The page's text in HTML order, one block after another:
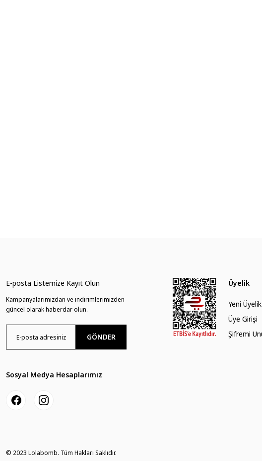
Kullanım şekli: Buhurdanlığın üzerine 1 adet mini melt yerleştirin. Alt bölümdeki tealight
E-posta Listemize Kayıt Olun
Kampanyalarımızdan ve indirimlerimizden
güncel olarak haberdar olun.
GÖNDER
Sosyal Medya Hesaplarımız
Üyelik
Yeni Üyelik
Üye Girişi
Şifremi
© 2023 Lolabomb. Tüm Hakları Saklıdır.